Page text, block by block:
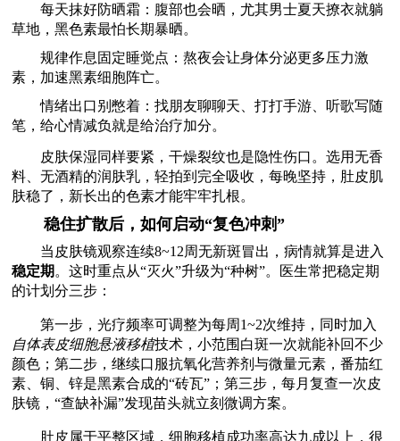
每天抹好防晒霜：腹部也会晒，尤其男士夏天撩衣就躺
草地，黑色素最怕长期暴晒。
规律作息固定睡觉点：熬夜会让身体分泌更多压力激
素，加速黑素细胞阵亡。
情绪出口别憋着：找朋友聊聊天、打打手游、听歌写随
笔，给心情减负就是给治疗加分。
皮肤保湿同样要紧，干燥裂纹也是隐性伤口。选用无香
料、无酒精的润肤乳，轻拍到完全吸收，每晚坚持，肚皮肌
肤稳了，新长出的色素才能牢牢扎根。
稳住扩散后，如何启动“复色冲刺”
当皮肤镜观察连续8~12周无新斑冒出，病情就算是进入
稳定期 。这时重点从“灭火”升级为“种树”。医生常把稳定期
的计划分三步：
第一步，光疗频率可调整为每周1~2次维持，同时加入
自体表皮细胞悬液移植技术，小范围白斑一次就能补回不少
颜色；第二步，继续口服抗氧化营养剂与微量元素，番茄红
素、铜、锌是黑素合成的“砖瓦”；第三步，每月复查一次皮
肤镜，“查缺补漏”发现苗头就立刻微调方案。
肚皮属于平整区域，细胞移植成功率高达九成以上，很